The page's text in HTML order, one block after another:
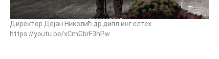
Директор Дејан Николић др.дипл.инг.елтех.
https://youtu.be/xCmGbrF3hPw